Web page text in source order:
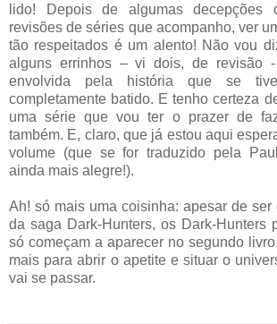
lido! Depois de algumas decepções
revisões de séries que acompanho, ver
tão respeitados é um alento! Não vou
alguns errinhos – vi dois, de revisão
envolvida pela história que se
completamente batido. E tenho certeza
uma série que vou ter o prazer de
também. E, claro, que já estou aqui
volume (que se for traduzido pela
ainda mais alegre!).
Ah! só mais uma coisinha: apesar de ser
da saga Dark-Hunters, os Dark-Hunters
só começam a aparecer no segundo
mais para abrir o apetite e situar o
vai se passar.